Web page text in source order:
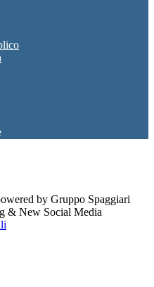
by Gruppo Spaggiari
& New Social Media